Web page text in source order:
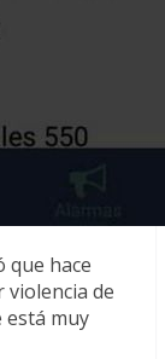
que hace
de
está muy